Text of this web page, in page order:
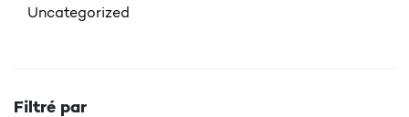
Uncategorized
Filtré par